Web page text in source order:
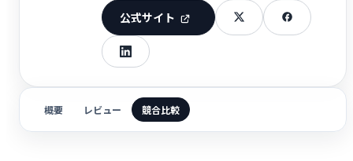
公式サイト
概要 レビュー 競合比較